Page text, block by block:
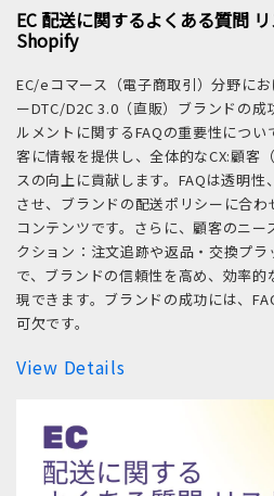
EC 配送に関するよくある質問
Shopify
EC/eコマース（電子商取引）分野に
ーDTC/D2C 3.0（直販）ブランドの成
ルメントに関するFAQの重要性につい
客に情報を提供し、全体的なCX:顧客
スの向上に貢献します。FAQは透明
させ、ブランドの配送ポリシーに合
コンテンツです。さらに、顧客のニ
クション：注文追跡や返品・交換プ
で、ブランドの信頼性を高め、効率
現できます。ブランドの成功には、
可欠です。
View Details